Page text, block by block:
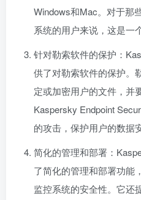
Windows和Mac。对于那
系统的用户来说，这是一
针对勒索软件的保护：
供了对勒索软件的保护。
定或加密用户的文件，并
Kaspersky Endpoint
的攻击，保护用户的数据
简化的管理和部署：
了简化的管理和部署功能
监控系统的安全性。它还